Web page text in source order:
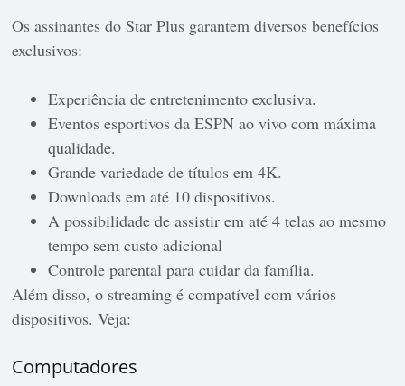
Os assinantes do Star Plus garantem diversos benefícios
exclusivos:
Experiência de entretenimento exclusiva.
Eventos esportivos da ESPN ao vivo com máxima
qualidade.
Grande variedade de títulos em 4K.
Downloads em até 10 dispositivos.
A possibilidade de assistir em até 4 telas ao mesmo
tempo sem custo adicional
Controle parental para cuidar da família.
Além disso, o streaming é compatível com vários
dispositivos. Veja:
Computadores